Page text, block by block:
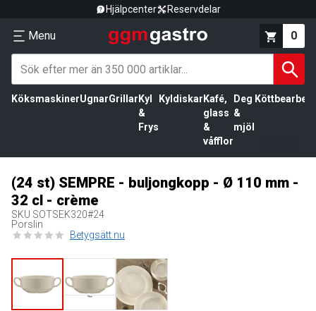
Hjälpcenter Reservdelar
Menu 0
KöksmaskinerUgnarGrillar Kyl
&
Frys
Kyldiskar Kafé,
glass
&
våfflor
Deg
&
mjöl
(24 st) SEMPRE - buljongkopp - Ø 110 mm -
32 cl - crème
SKU SOTSEK320#24
Porslin
Betygsätt nu